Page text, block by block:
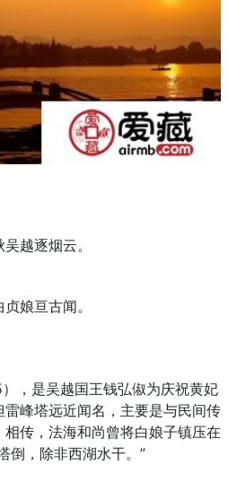
越逐烟云。
娘亘古闻。
是吴越国王钱弘俶为庆祝黄妃
峰塔远近闻名，主要是与民间传
传，法海和尚曾将白娘子镇压在
倒，除非西湖水干。”